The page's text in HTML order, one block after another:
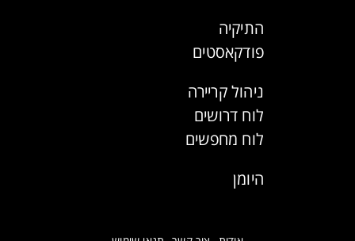
התיקיה
פודקאסטים
ניהול קריירה
לוח דרושים
לוח מחפשים
היומן